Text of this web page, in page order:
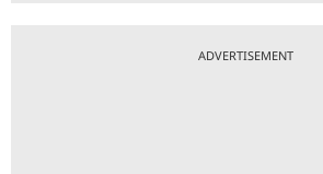
ADVERTISEMENT